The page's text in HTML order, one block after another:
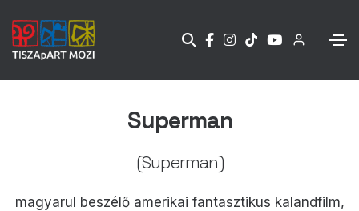
Superman
(Superman)
magyarul beszélő amerikai fantasztikus kalandfilm,